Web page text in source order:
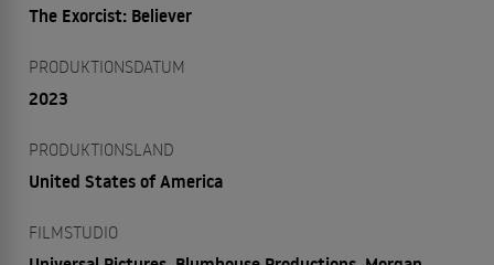
The Exorcist: Believer
PRODUKTIONSDATUM
2023
PRODUKTIONSLAND
United States of America
FILMSTUDIO